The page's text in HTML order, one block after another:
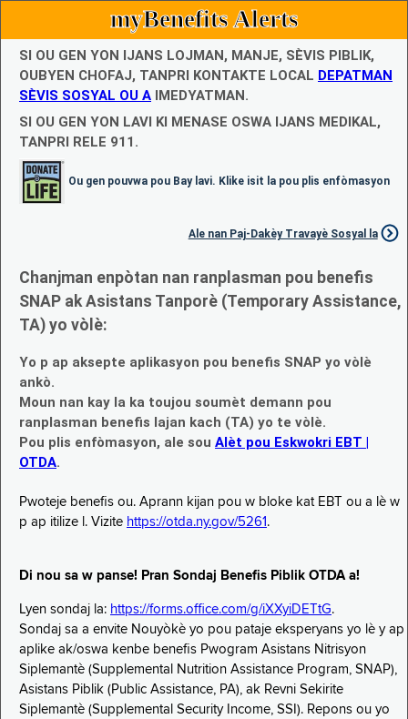
myBenefits Alerts
SI OU GEN YON IJANS LOJMAN, MANJE, SÈVIS PIBLIK,
OUBYEN CHOFAJ, TANPRI KONTAKTE LOCAL DEPATMAN
SÈVIS SOSYAL OU A IMEDYATMAN.
SI OU GEN YON LAVI KI MENASE OSWA IJANS MEDIKAL,
TANPRI RELE 911.
Ou gen pouvwa pou Bay lavi. Klike isit la pou plis enfòmasyon
Ale nan Paj-Dakèy Travayè Sosyal la
Chanjman enpòtan nan ranplasman pou benefis
SNAP ak Asistans Tanporè (Temporary Assistance,
TA) yo vòlè:
Yo p ap aksepte aplikasyon pou benefis SNAP yo vòlè
ankò.
Moun nan kay la ka toujou soumèt demann pou
ranplasman benefis lajan kach (TA) yo te vòlè.
Pou plis enfòmasyon, ale sou Alèt pou Eskwokri EBT |
OTDA.
Pwoteje benefis ou. Aprann kijan pou w bloke kat EBT ou a lè w
p ap itilize l. Vizite https://otda.ny.gov/5261 .
Di nou sa w panse! Pran Sondaj Benefis Piblik OTDA a!
Lyen sondaj la: https://forms.office.com/g/iXXyiDETtG.
Sondaj sa a envite Nouyòkè yo pou pataje eksperyans yo lè y ap
aplike ak/oswa kenbe benefis Pwogram Asistans Nitrisyon
Siplemantè (Supplemental Nutrition Assistance Program, SNAP),
Asistans Piblik (Public Assistance, PA), ak Revni Sekirite
Siplemantè (Supplemental Security Income, SSI). Repons ou yo